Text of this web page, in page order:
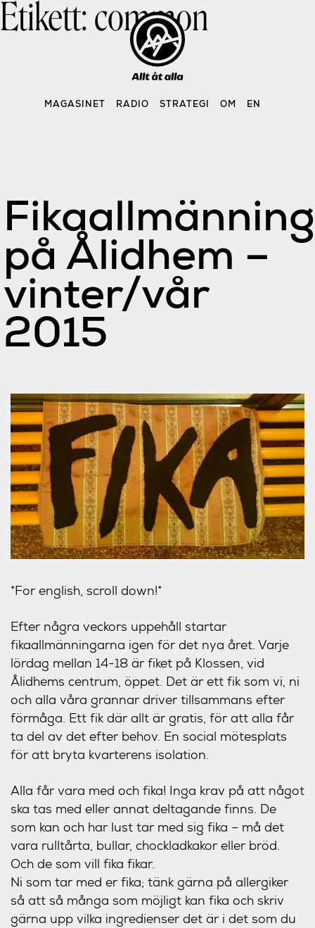
Skip
MAGASINET RADIO STRATEGI OM EN
Etikett:common
på Ålidhem –
vinter/vår
2015
*For english, scroll down!*
Efter några veckors uppehåll startar
fikaallmänningarna igen för det nya året. Varje
lördag mellan 14-18 är fiket på Klossen, vid
Ålidhems centrum, öppet. Det är ett fik som vi, ni
och alla våra grannar driver tillsammans efter
förmåga. Ett fik där allt är gratis, för att alla får
ta del av det efter behov. En social mötesplats
för att bryta kvarterens isolation.
Alla får vara med och fika! Inga krav på att något
ska tas med eller annat deltagande finns. De
som kan och har lust tar med sig fika – må det
vara rulltårta, bullar, chockladkakor eller bröd.
Och de som vill fika fikar.
Ni som tar med er fika; tänk gärna på allergiker
så att så många som möjligt kan fika och skriv
gärna upp vilka ingredienser det är i det som du